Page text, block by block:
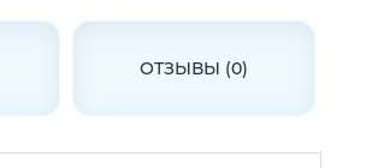
ОТЗЫВЫ (0)